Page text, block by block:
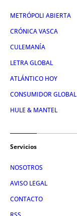
METRÓPOLI ABIERTA
CRÓNICA VASCA
CULEMANÍA
LETRA GLOBAL
ATLÁNTICO HOY
CONSUMIDOR GLOBAL
HULE & MANTEL
Servicios
NOSOTROS
AVISO LEGAL
CONTACTO